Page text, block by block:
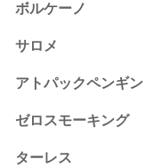
ボルケーノ
サロメ
アトパックペンギン
ゼロスモーキング
ターレス